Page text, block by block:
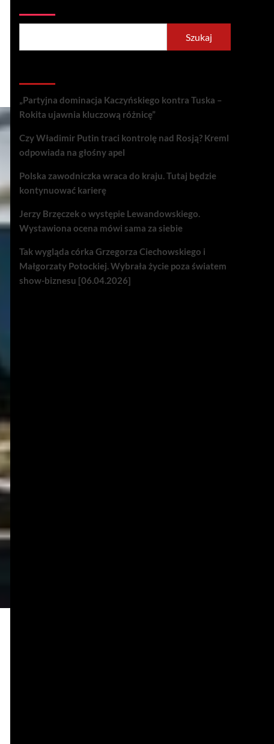
Szukaj
„Partyjna dominacja Kaczyńskiego kontra Tuska –
Rokita ujawnia kluczową różnicę”
Czy Władimir Putin traci kontrolę nad Rosją? Kreml
odpowiada na głośny apel
Polska zawodniczka wraca do kraju. Tutaj będzie
kontynuować karierę
Jerzy Brzęczek o występie Lewandowskiego.
Wystawiona ocena mówi sama za siebie
Tak wygląda córka Grzegorza Ciechowskiego i
Małgorzaty Potockiej. Wybrała życie poza światem
show-biznesu [06.04.2026]